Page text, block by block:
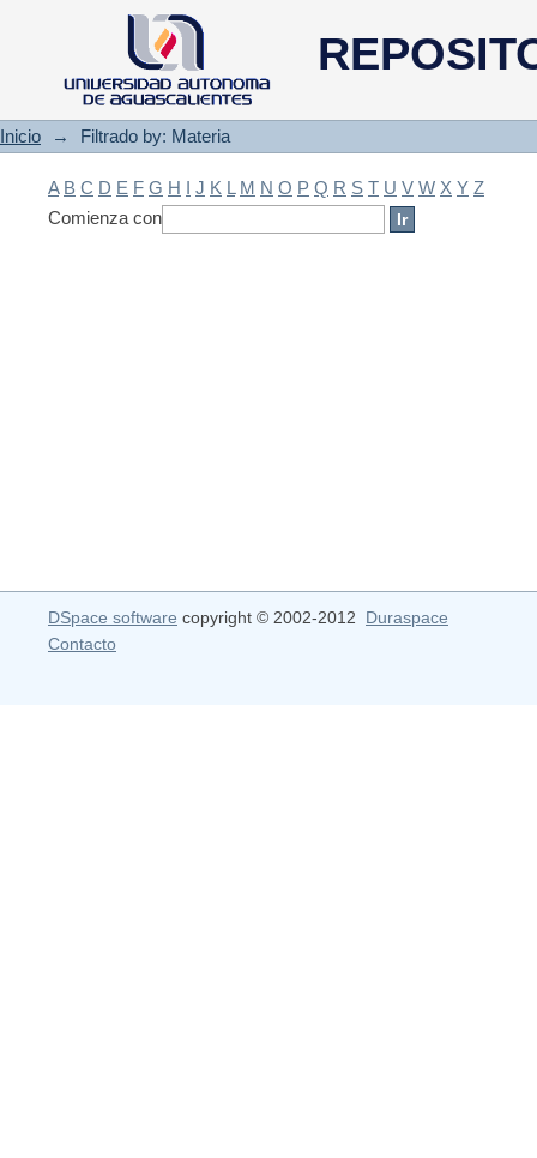
Filtrado by: Materia
Inicio → Filtrado by: Materia
A B C D E F G H I J K L M N O P Q R S T U V W X Y Z
Comienza con
DSpace software copyright © 2002-2012 Duraspace
Contacto